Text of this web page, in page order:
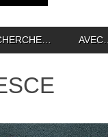
AVEC…